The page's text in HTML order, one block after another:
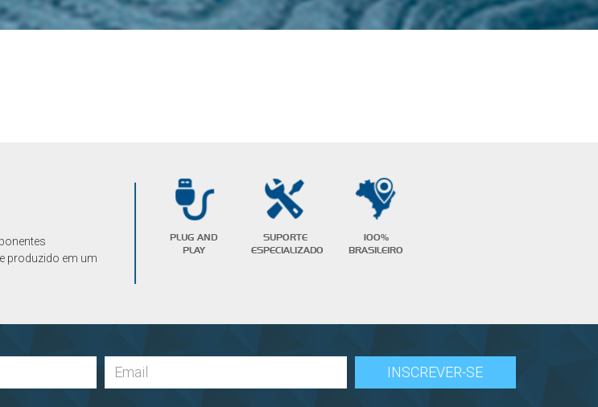
produzido em um
PLUG AND
PLAY
SUPORTE
ESPECIALIZADO
100%
BRASILEIRO